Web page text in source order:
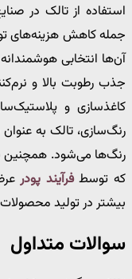
استفاده از تالک در
جمله کاهش هزینه‌های
آن‌ها انتخابی
جذب رطوبت بالا و
کاغذسازی و
رنگ‌سازی، تالک به
رنگ‌ها می‌شود. همچنین
که توسطفرآیند پودر
بیشتر در تولید
سوالات متداول